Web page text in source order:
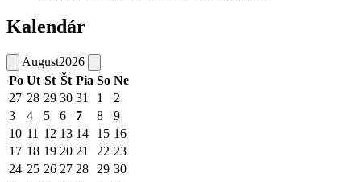
Kalendár
August2026
Po Ut St Št Pia So Ne
27 28 29 30 31 1
2
3
4 5 6 7 8
9
10 11 12 13 14 15 16
17 18 19 20 21 22 23
24 25 26 27 28 29 30